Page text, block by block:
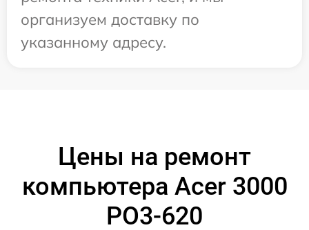
организуем доставку по
указанному адресу.
Цены на ремонт
компьютера Acer 3000
PO3-620